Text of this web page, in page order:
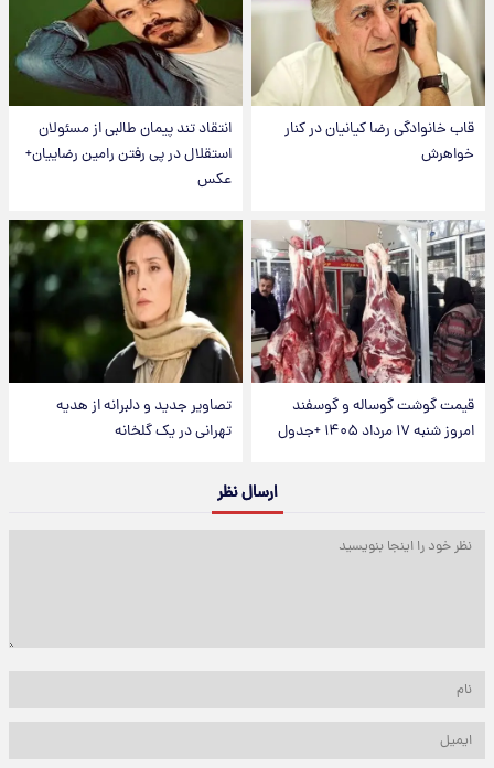
قاب خانوادگی رضا کیانیان در کنار
خواهرش
انتقاد تند پیمان طالبی از مسئولان
استقلال در پی رفتن رامین رضاییان+
عکس
قیمت گوشت گوساله و گوسفند
امروز شنبه ۱۷ مرداد ۱۴۰۵ +جدول
تصاویر جدید و دلبرانه از هدیه
تهرانی در یک گلخانه
ارسال نظر